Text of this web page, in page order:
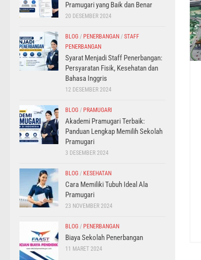
Pramugari yang Baik dan Benar
20 DESEMBER 2024
BLOG / PENERBANGAN / STAFF
PENERBANGAN
Syarat Menjadi Staff Penerbangan:
Persyaratan Fisik, Kesehatan dan
Bahasa Inggris
12 DESEMBER 2024
BLOG / PRAMUGARI
Akademi Pramugari Terbaik:
Panduan Lengkap Memilih Sekolah
Pramugari
3 DESEMBER 2024
BLOG / KESEHATAN
Cara Memiliki Tubuh Ideal Ala
Pramugari
23 NOVEMBER 2024
BLOG / PENERBANGAN
Biaya Sekolah Penerbangan
11 MARET 2024